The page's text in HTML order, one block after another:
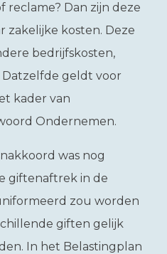
reclame? Dan zijn deze
zakelijke kosten. Deze
bedrijfskosten,
geldt voor
kader van
Ondernemen.
was nog
giftenaftrek in de
zou worden
giften gelijk
In het Belastingplan